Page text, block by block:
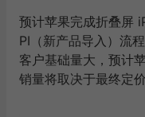
预计苹果完成折叠屏
PI（新产品导入）流
客户基础量大，预计
销量将取决于最终定